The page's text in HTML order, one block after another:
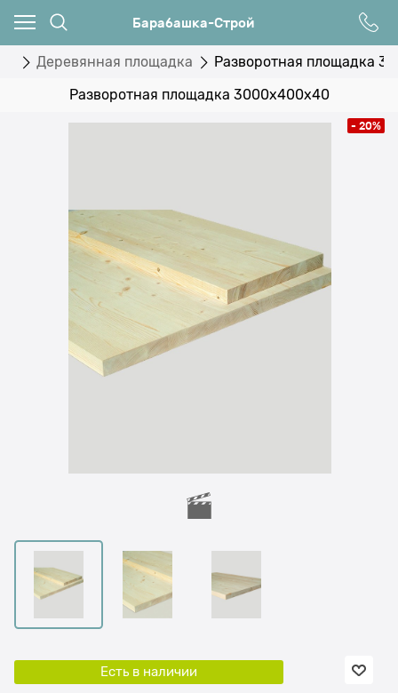
Барабашка-Строй
Деревянная площадка Разворотная площадка
Разворотная площадка 3000х400х40
- 20%
Есть в наличии